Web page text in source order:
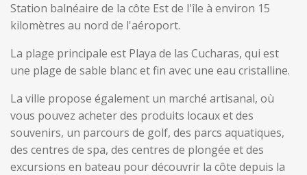
Station balnéaire de la côte Est de l'île à environ 15
kilomètres au nord de l'aéroport.
La plage principale est Playa de las Cucharas, qui est
une plage de sable blanc et fin avec une eau cristalline.
La ville propose également un marché artisanal, où
vous pouvez acheter des produits locaux et des
souvenirs, un parcours de golf, des parcs aquatiques,
des centres de spa, des centres de plongée et des
excursions en bateau pour découvrir la côte depuis la